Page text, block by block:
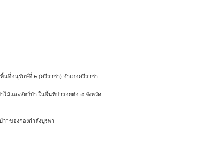
ที่อนุรักษ์ที่ ๒ (ศรีราชา) อำเภอศรีราชา
ไม้และสัตว์ป่า ในพื้นที่ป่ารอยต่อ ๕ จังหวัด
" ของกองกำลังบูรพา